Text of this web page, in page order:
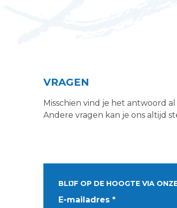
VRAGEN
Misschien vind je het antwoord
Andere vragen kan je ons altijd
BLIJF OP DE HOOGTE VIA
E-mailadres *